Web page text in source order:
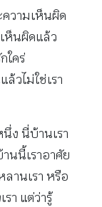
ความเห็นผิด
ห็นผิดแล้ว
ใคร่
วไม่ใช่เรา
ง นี่บ้านเรา
นนี้เราอาศัย
านเรา หรือ
า แต่ว่ารู้